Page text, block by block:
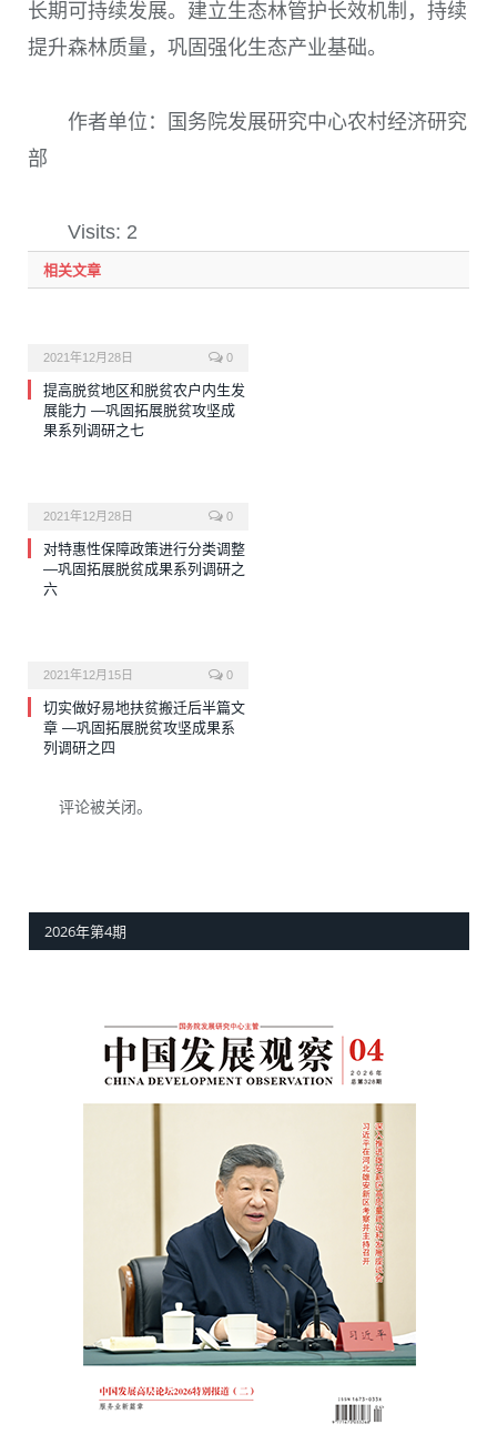
长期可持续发展。建立生态林管护长效机制，持续
提升森林质量，巩固强化生态产业基础。
作者单位：国务院发展研究中心农村经济研究
部
Visits: 2
相关文章
2021年12月28日 0
提高脱贫地区和脱贫农户内生发
展能力 —巩固拓展脱贫攻坚成
果系列调研之七
2021年12月28日 0
对特惠性保障政策进行分类调整
—巩固拓展脱贫成果系列调研之
六
2021年12月15日 0
切实做好易地扶贫搬迁后半篇文
章 —巩固拓展脱贫攻坚成果系
列调研之四
评论被关闭。
2026年第4期